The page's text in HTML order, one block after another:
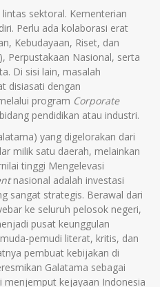
sektoral. Kementerian
Perlu ada kolaborasi erat
Kebudayaan, Riset, dan
Perpustakaan Nasional, serta
Di sisi lain, masalah
disiasati dengan
program Corporate
pendidikan atau industri.
yang digelorakan dari
milik satu daerah, melainkan
tinggi Mengelevasi
nasional adalah investasi
sangat strategis. Berawal dari
ke seluruh pelosok negeri,
pusat keunggulan
pemudi literat, kritis, dan
pembuat kebijakan di
Galatama sebagai
menjemput kejayaan Indonesia